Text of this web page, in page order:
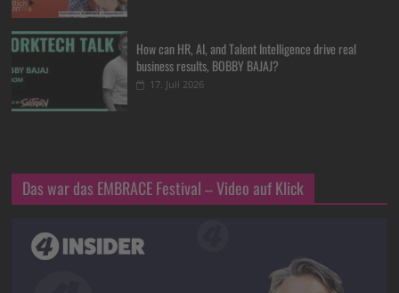
How can HR, AI, and Talent Intelligence drive real
business results, BOBBY BAJAJ?
17. Juli 2026
Das war das EMBRACE Festival – Video auf Klick